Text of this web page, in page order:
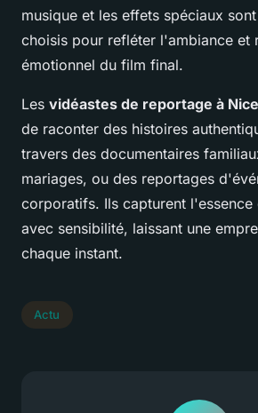
musique et les effets spéciaux
choisis pour refléter l'ambiance et
émotionnel du film final.
Les vidéastes de reportage à Nice
de raconter des histoires
travers des documentaires
mariages, ou des reportages
corporatifs. Ils capturent l'essence
avec sensibilité, laissant une
chaque instant.
Actu